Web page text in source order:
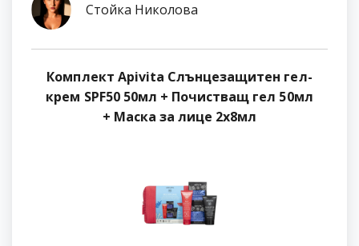
Стойка Николова
Комплект Apivita Слънцезащитен гел-
крем SPF50 50мл + Почистващ гел 50мл
+ Маска за лице 2х8мл